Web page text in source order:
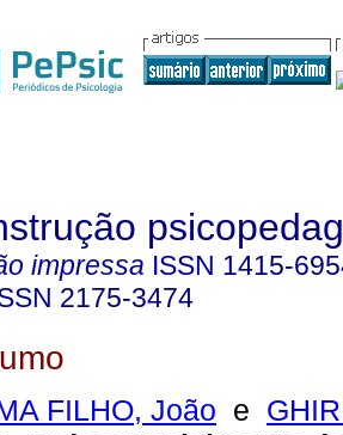
impressa ISSN 1415-
2175-3474
FILHO, João e